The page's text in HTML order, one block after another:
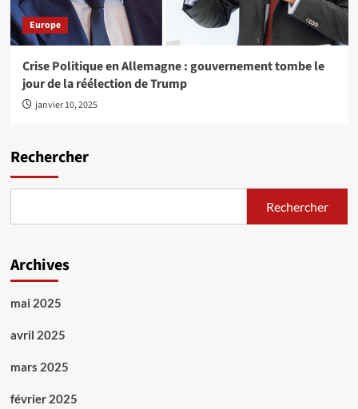
Europe
Crise Politique en Allemagne : gouvernement tombe le
jour de la réélection de Trump
janvier 10, 2025
Rechercher
Rechercher
Archives
mai 2025
avril 2025
mars 2025
février 2025